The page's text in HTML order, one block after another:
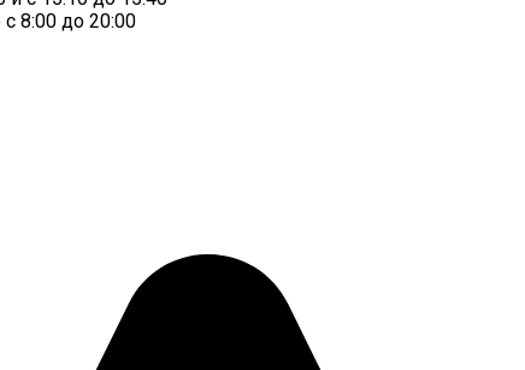
8:00 до 20:00